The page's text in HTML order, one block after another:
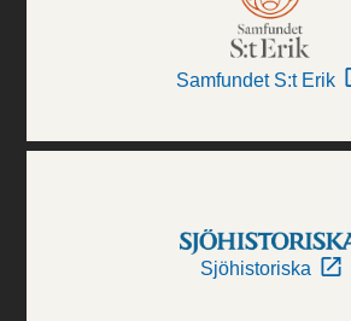
Samfundet S:t Erik
Sjöhistoriska